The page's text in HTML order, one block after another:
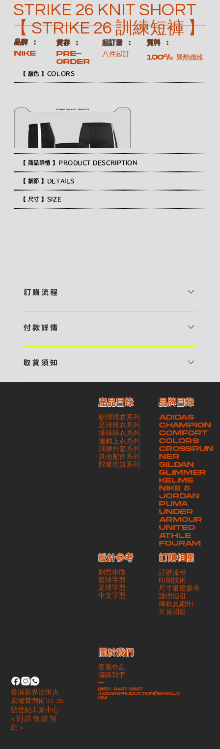
【 顏色 】COLORS
【 商品詳情 】PRODUCT DESCRIPTION
【 細節 】DETAILS
【 尺寸 】SIZE
STRIKE 26 KNIT SHORT
【 STRIKE 26 訓練短褲 】
​品牌 ：
NIKE
​貨存 ：
Pre-
order
​起訂量 ：
八件起訂
​質料 ：
100% 聚酯纖維
訂 購 流 程
預 約 〉，參看官網上的商品目錄和作品照片去選擇心儀的款式，同時可
報價 貴客可透過電郵方式或 WhatsApp 平台提交定製資料，4AM 團
相關價目，貴客最終確認後將獲取正式完整單據，請安排繳付貨款訂金以
啟動貨品製作 4 / 商品印製 訂金核實後，4AM 團隊將隨即開始製作 5
/ 貨品提取 商品製作完成後，4AM 團隊將聯絡貴客安排貨款餘額及提取
貨品。貴客可選擇最適合的付款方式以及取貨安排
付 款 詳 情
・ Payme ・ 現金機入數 ・ 銀行櫃檯入數 ・ ATM自動櫃員機轉帳 ・
交易單據。如貴客欲更改電郵地址，請與 4AM 團隊聯絡 - 貴客的付款
記錄可透過電郵 或 WhatsApp平台（ 請註明訂單編號 ）交予4AM 團
隊核實有關款項 - 任何轉帳或換匯交易手續費等額外費用，一概不歸屬
本公司之責任 - 貴客請於收獲本公司正式訂購單據後 3 個工作天內安排
付款。如未能按期繳付所需款項，貴客須緻交因逾期所衍生之額外行政費
取 貨 須 知
請與4AM團隊職員聯絡預約取貨時間｜​ ・ GoGoVan ｜即日完成配送
服務｜運費由貴客現金支付司機｜ ・ 順豐速運 ｜貨件運送需要多於2－
3個工作天｜到付｜​ - 貴客請於貨品可取日起之 10 個工作天內安排提取
貨品，如逾期未取，本公司將不予保存相關貨品。有關貨款訂金將不予歸
還，貴客仍須負責貨款餘額 - 貴客請於收貨時小心核對貨品數量及檢查
貨品品質 - 基於 S.F. Express / GoGoVan 等託運商為第三方服務，
本公司將保證貨品安全到達第三方手中。如第三方在運送過程中引致任何
有關貨品之遺失、損毀、誤投或運送延誤，本公司一律不負責
產品目錄
籃球球衣系列
足球球衣系列
排球球衣系列
運動上衣系列
訓練外套系列
其他配件系列
​限量現貨系列
ADIDAS
CHAMPION
COMFORT
COLORS
CROSSRUN
NER
GILDAN
GLIMMER
KELME
NIKE &
JORDAN
PUMA
UNDER
ARMOUR
UNITED
ATHLE
FOURAM
品牌目錄
創意排版
籃球字型
足球字型
​中文字型
設計參考
訂購流程
印刷技術
尺寸量度參考
護理指引
條款及細則
​常見問題
訂購相關
客製作品
聯絡我們
-
(852）9407 9997
4.00am.production@gmail.c
om
​關於我們
香港新界沙田火
炭坳背灣街33-35
號世紀工業中心
< 到 訪 敬 請 預
約 >